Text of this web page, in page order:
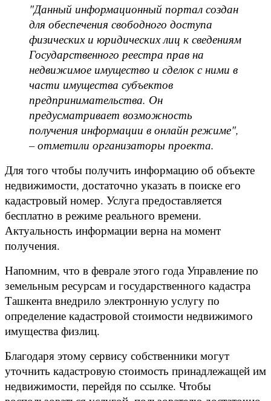
"Данный информационный портал создан
для обеспечения свободного доступа
физических и юридических лиц к сведениям
Государственного реестра прав на
недвижимое имущество и сделок с ними в
части имущества субъектов
предпринимательства. Он
предусматривает возможность
получения информации в онлайн режиме",
– отметили организаторы проекта.
Для того чтобы получить информацию об объекте
недвижимости, достаточно указать в поиске его
кадастровый номер. Услуга предоставляется
бесплатно в режиме реального времени.
Актуальность информации верна на момент
получения.
Напомним, что в феврале этого года Управление по
земельным ресурсам и государственного кадастра
Ташкента внедрило электронную услугу по
определение кадастровой стоимости недвижимого
имущества физлиц.
Благодаря этому сервису собственники могут
уточнить кадастровую стоимость принадлежащей им
недвижимости, перейдя по ссылке. Чтобы